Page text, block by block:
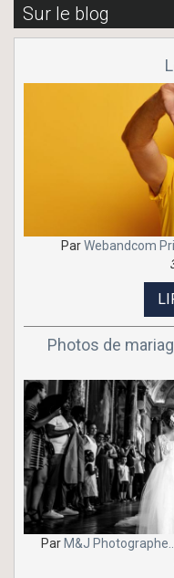
Sur le blog
ParWebandcom
Photos de
Par M&J Photographe...